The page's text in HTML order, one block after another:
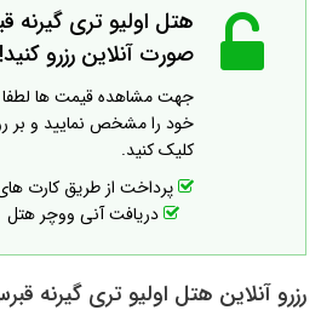
هتل اولیو تری گیرنه
صورت آنلاین رزرو کنید!
جهت مشاهده قیمت ها لطفا
خود را مشخص نمایید و بر
کلیک کنید.
پرداخت از طریق کارت
دریافت آنی ووچر هتل
رزرو آنلاین هتل اولیو تری گیرنه